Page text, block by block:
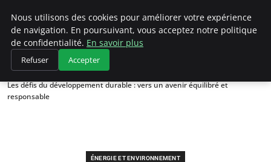
Climategatecountryclub.com
Accueil
Énergie et environnement
Les défis du développement durable : vers un avenir équilibré et
responsable
ÉNERGIE ET ENVIRONNEMENT
Nous utilisons des cookies pour améliorer votre expérience
de navigation. En poursuivant, vous acceptez notre politique
de confidentialité. En savoir plus
Refuser Accepter